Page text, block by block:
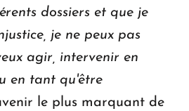
dossiers et que je
je ne peux pas
agir, intervenir en
en tant qu'être
le plus marquant de